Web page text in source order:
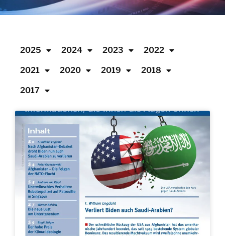
2025 2024 2023 2022
2021 2020 2019 2018
2017